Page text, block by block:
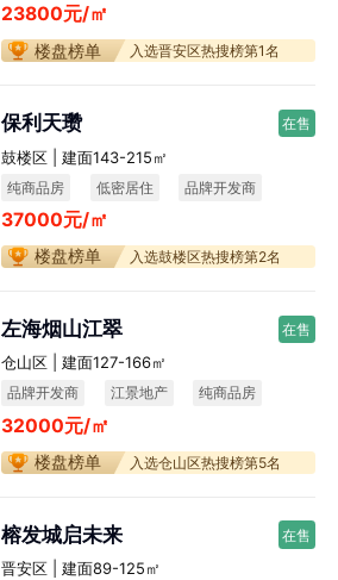
23800元/㎡
楼盘榜单 入选晋安区热搜榜第1名
保利天瓒 在售
鼓楼区 | 建面143-215㎡
纯商品房 低密居住 品牌开发商
37000元/㎡
楼盘榜单 入选鼓楼区热搜榜第2名
左海烟山江翠 在售
仓山区 | 建面127-166㎡
品牌开发商 江景地产
纯商品房
宜居生态
32000元/㎡
楼盘榜单 入选仓山区热搜榜第5名
榕发城启未来 在售
晋安区 | 建面89-125㎡